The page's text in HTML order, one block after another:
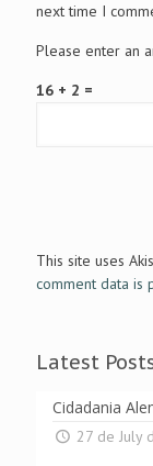
next time I
Please enter an
16 + 2 =
This site uses
comment data is
Latest
Cidadania
27 de July